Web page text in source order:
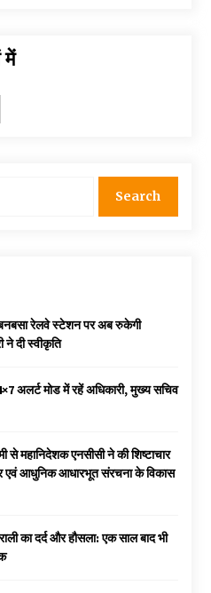
में
रेलवे स्टेशन पर अब रुकेगी
दी स्वीकृति
मोड में रहें अधिकारी, मुख्य सचिव
महानिदेशक एनसीसी ने की शिष्टाचार
एवं आधुनिक आधारभूत संरचना के विकास
दर्द और हौसला: एक साल बाद भी